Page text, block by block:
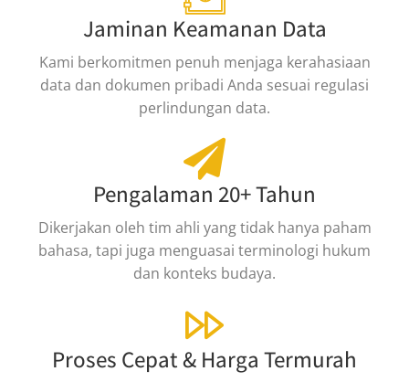
Jaminan Keamanan Data
Kami berkomitmen penuh menjaga kerahasiaan
data dan dokumen pribadi Anda sesuai regulasi
perlindungan data.
Pengalaman 20+ Tahun
Dikerjakan oleh tim ahli yang tidak hanya paham
bahasa, tapi juga menguasai terminologi hukum
dan konteks budaya.
Proses Cepat & Harga Termurah